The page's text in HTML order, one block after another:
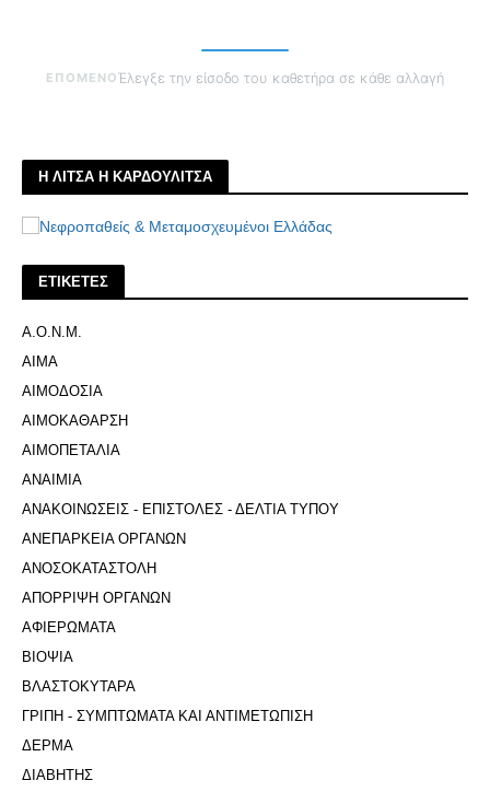
ΕΠΟΜΕΝΟΈλεγξε την είσοδο του καθετήρα σε κάθε αλλαγή
Η ΛΙΤΣΑ Η ΚΑΡΔΟΥΛΙΤΣΑ
ΕΤΙΚΕΤΕΣ
Α.Ο.Ν.Μ.
ΑΙΜΑ
ΑΙΜΟΔΟΣΙΑ
ΑΙΜΟΚΑΘΑΡΣΗ
ΑΙΜΟΠΕΤΑΛΙΑ
ΑΝΑΙΜΙΑ
ΑΝΑΚΟΙΝΩΣΕΙΣ - ΕΠΙΣΤΟΛΕΣ - ΔΕΛΤΙΑ ΤΥΠΟΥ
ΑΝΕΠΑΡΚΕΙΑ ΟΡΓΑΝΩΝ
ΑΝΟΣΟΚΑΤΑΣΤΟΛΗ
ΑΠΟΡΡΙΨΗ ΟΡΓΑΝΩΝ
ΑΦΙΕΡΩΜΑΤΑ
ΒΙΟΨΙΑ
ΒΛΑΣΤΟΚΥΤΑΡΑ
ΓΡΙΠΗ - ΣΥΜΠΤΩΜΑΤΑ ΚΑΙ ΑΝΤΙΜΕΤΩΠΙΣΗ
ΔΕΡΜΑ
ΔΙΑΒΗΤΗΣ